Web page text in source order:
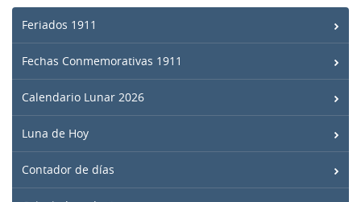
Feriados 1911
Fechas Conmemorativas 1911
Calendario Lunar 2026
Luna de Hoy
Contador de días